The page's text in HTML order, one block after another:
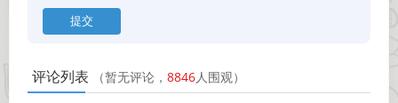
评论列表 （暂无评论， 8846人围观）